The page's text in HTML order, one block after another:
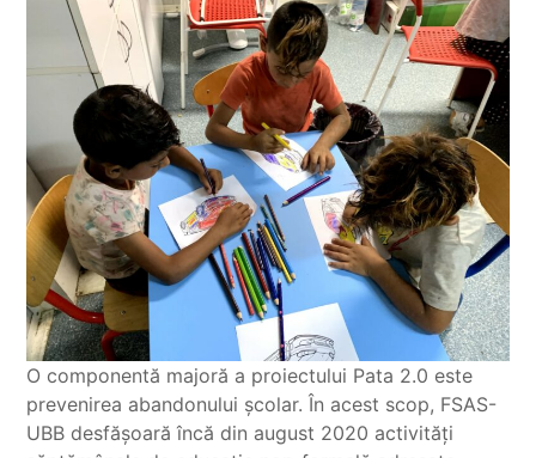
O componentă majoră a proiectului Pata 2.0 este
prevenirea abandonului școlar. În acest scop, FSAS-
UBB desfășoară încă din august 2020 activități